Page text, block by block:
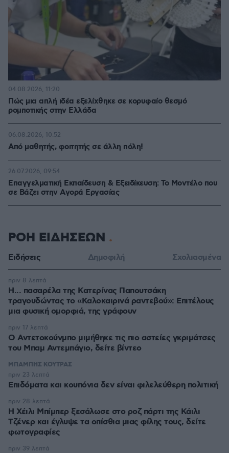
Πώς μια απλή ιδέα εξελίχθηκε σε κορυφαίο θεσμό
ρομποτικής στην Ελλάδα
04.08.2026, 11:20
Από μαθητής, φοιτητής σε άλλη πόλη!
06.08.2026, 10:52
Επαγγελματική Εκπαίδευση & Εξειδίκευση: Το Mοντέλο που
σε Bάζει στην Aγορά Eργασίας
26.07.2026, 09:54
ΡΟΗ ΕΙΔΗΣΕΩΝ
Ειδήσεις Δημοφιλή Σχολιασμένα
Η... πασαρέλα της Κατερίνας Παπουτσάκη
τραγουδώντας το «Καλοκαιρινά ραντεβού»: Επιτέλους
μια φυσική ομορφιά, της γράφουν
πριν 8 λεπτά
Ο Αντετοκούνμπο μιμήθηκε τις πιο αστείες γκριμάτσες
του Μπαμ Αντεμπάγιο, δείτε βίντεο
πριν 17 λεπτά
ΜΠΑΜΠΗΣ ΚΟΥΤΡΑΣ
Επιδόματα και κουπόνια δεν είναι φιλελεύθερη πολιτική
πριν 23 λεπτά
Η Χέιλι Μπίμπερ ξεσάλωσε στο ροζ πάρτι της Κάιλι
Τζένερ και έγλυψε τα οπίσθια μιας φίλης τους, δείτε
φωτογραφίες
πριν 28 λεπτά
πριν 39 λεπτά